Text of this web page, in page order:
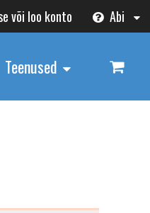
või loo konto Abi
Teenused